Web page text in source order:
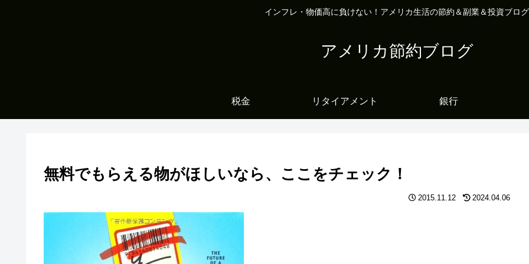
インフレ・物価高に負けない！アメリカ生活の節約＆副業＆投資ブログ
アメリカ節約ブログ
税金 リタイアメント 銀行
無料でもらえる物がほしいなら、ここをチェック！
2015.11.12 2024.04.06